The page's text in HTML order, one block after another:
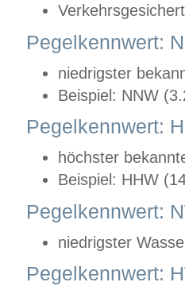
Pegelkennwert:
niedrigster
Beispiel: NNW
Pegelkennwert:
höchster
Beispiel: HHW
Pegelkennwert:
niedrigster
Pegelkennwert: